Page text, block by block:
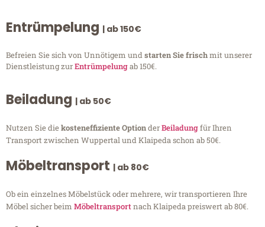
Entrümpelung | ab 150€
Befreien Sie sich von Unnötigem undstarten Sie frischmit unserer
Dienstleistung zurEntrümpelungab 150€.
Beiladung | ab 50€
Nutzen Sie diekosteneffiziente OptionderBeiladungfür Ihren
Transport zwischen Wuppertal und Klaipeda schon ab 50€.
Möbeltransport | ab 80€
Ob ein einzelnes Möbelstück oder mehrere, wir transportieren Ihre
Möbel sicher beim Möbeltransportnach Klaipeda preiswert ab 80€.